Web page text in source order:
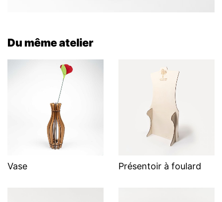
Du même atelier
Vase Présentoir à foulard